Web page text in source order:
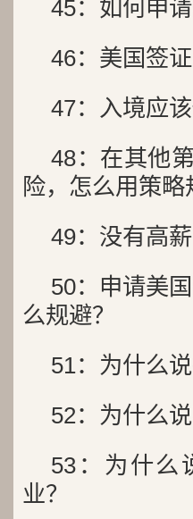
45：如何申
46：美国签
47：入境应
48：在其他
险，怎么用策
49：没有高
50：申请美
么规避？
51：为什么
52：为什么
53：为什么
业？